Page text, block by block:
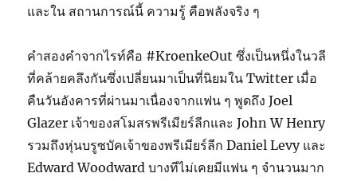
และใน สถานการณ์นี้ ความรู้ คือพลังจริง ๆ
คำสองคำจากไรท์คือ #KroenkeOut ซึ่งเป็นหนึ่งในวลี
ที่คล้ายคลึงกันซึ่งเปลี่ยนมาเป็นที่นิยมใน Twitter เมื่อ
คืนวันอังคารที่ผ่านมาเนื่องจากแฟน ๆ พูดถึง Joel
Glazer เจ้าของสโมสรพรีเมียร์ลีกและ John W Henry
รวมถึงหุ่นบรูซบัคเจ้าของพรีเมียร์ลีก Daniel Levy และ
Edward Woodward บางทีไม่เคยมีแฟน ๆ จำนวนมาก